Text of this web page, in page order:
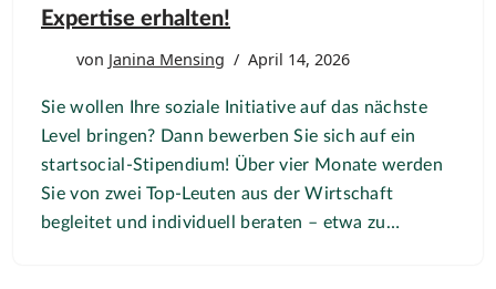
Expertise erhalten!
von Janina Mensing April 14, 2026
Sie wollen Ihre soziale Initiative auf das nächste
Level bringen? Dann bewerben Sie sich auf ein
startsocial-Stipendium! Über vier Monate werden
Sie von zwei Top-Leuten aus der Wirtschaft
begleitet und individuell beraten – etwa zu…